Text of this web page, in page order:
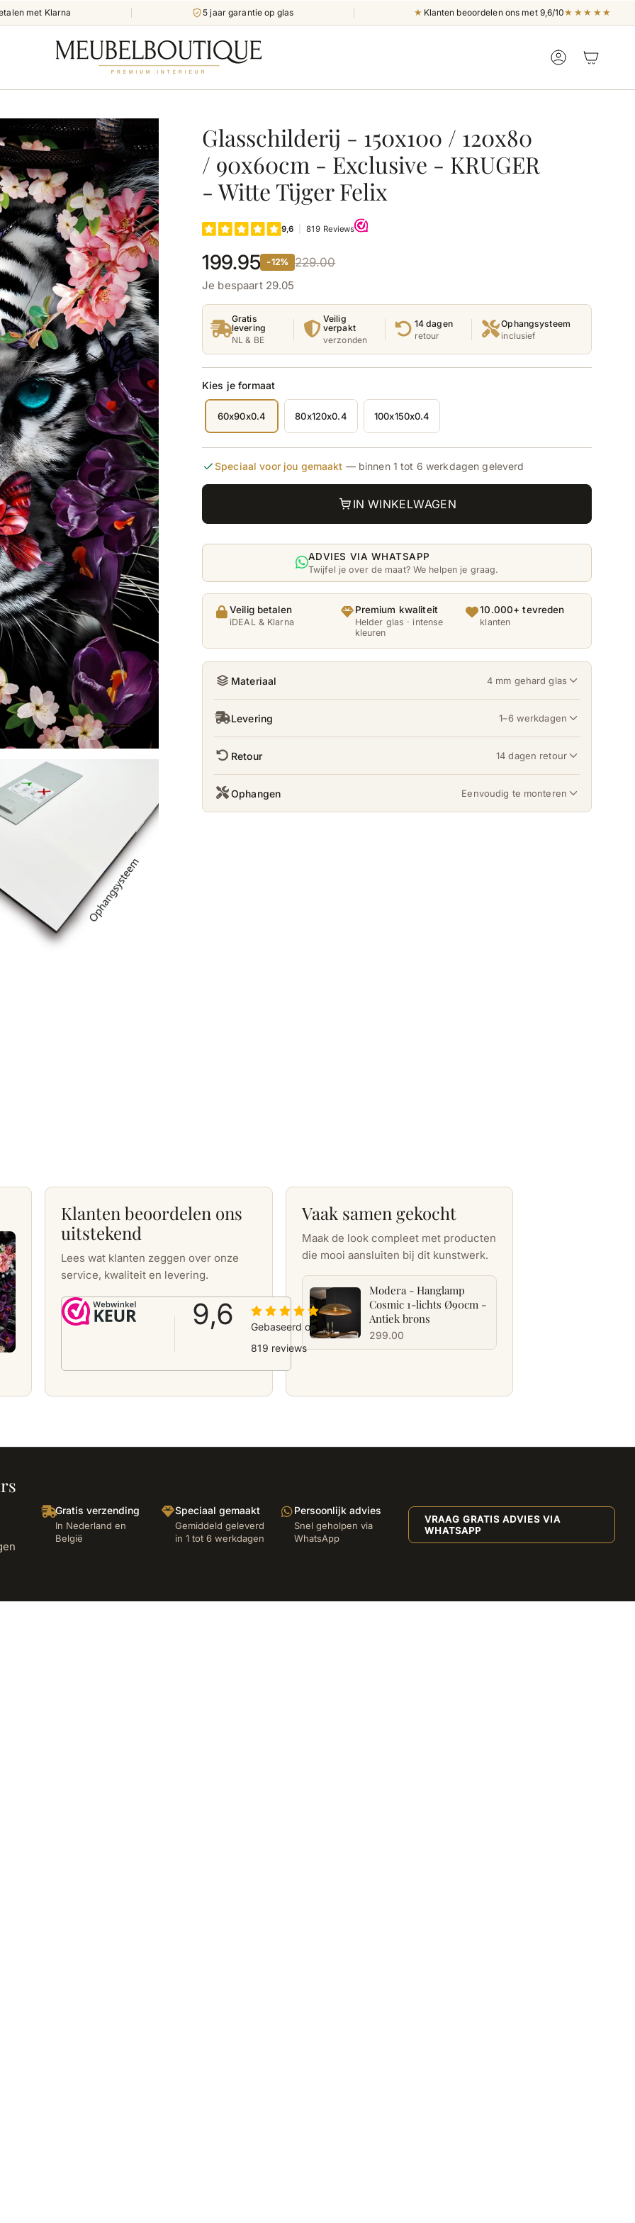
met Klarna 5 jaar garantie op glas ★ Klanten beoordelen ons met 9,6/10★★★★★
ACCOUNT
Glasschilderij - 150x100 / 120x80
/ 90x60cm - Exclusive - KRUGER
- Witte Tijger Felix
199.95 -12% 229.00
Je bespaart 29.05
Gratis
levering
NL & BE
Veilig
verpakt
verzonden
14 dagen
retour
Ophangsysteem
inclusief
60x90x0.4
variant
of
niet
beschikbaar.
80x120x0.4Deze
variant
niet
beschikbaar.
100x150x0.4
variant
of
niet
beschikbaar.
Kies je formaat
Speciaal voor jou gemaakt — binnen 1 tot 6 werkdagen geleverd
IN WINKELWAGEN
ADVIES VIA WHATSAPP
Twijfel je over de maat? We helpen je graag.
Veilig betalen
iDEAL & Klarna
Premium kwaliteit
Helder glas · intense
kleuren
10.000+ tevreden
klanten
Materiaal 4 mm gehard glas
Levering 1–6 werkdagen
Retour 14 dagen retour
Ophangen Eenvoudig te monteren
Klanten beoordelen ons
uitstekend
Lees wat klanten zeggen over onze
service, kwaliteit en levering.
Vaak samen gekocht
Maak de look compleet met producten
die mooi aansluiten bij dit kunstwerk.
Modera - Hanglamp
Cosmic 1-lichts Ø90cm -
Antiek brons
299.00
Gratis verzending
In Nederland en
België
Speciaal gemaakt
Gemiddeld geleverd
in 1 tot 6 werkdagen
Persoonlijk advies
Snel geholpen via
WhatsApp
VRAAG GRATIS ADVIES VIA
WHATSAPP